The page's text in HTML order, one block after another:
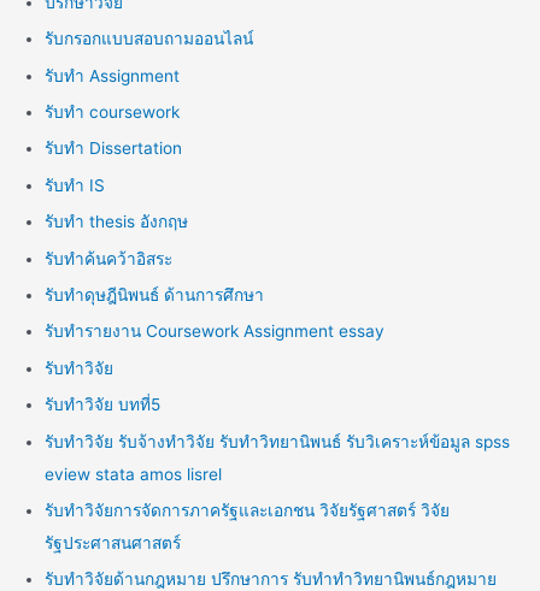
รับกรอกแบบสอบถามออนไลน์
รับทำ Assignment
รับทำ coursework
รับทำ Dissertation
รับทำ IS
รับทำ thesis อังกฤษ
รับทำค้นคว้าอิสระ
รับทำดุษฎีนิพนธ์ ด้านการศึกษา
รับทำรายงาน Coursework Assignment essay
รับทำวิจัย
รับทำวิจัย บทที่5
รับทำวิจัย รับจ้างทำวิจัย รับทำวิทยานิพนธ์ รับวิเคราะห์ข้อมูล spss
eview stata amos lisrel
รับทำวิจัยการจัดการภาครัฐและเอกชน วิจัยรัฐศาสตร์ วิจัย
รัฐประศาสนศาสตร์
รับทำวิจัยด้านกฎหมาย ปรึกษาการ รับทำทำวิทยานิพนธ์กฎหมาย